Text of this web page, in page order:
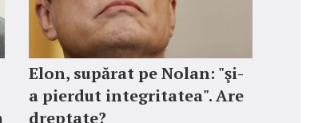
Elon, supărat pe Nolan: "şi-
a pierdut integritatea". Are
dreptate?